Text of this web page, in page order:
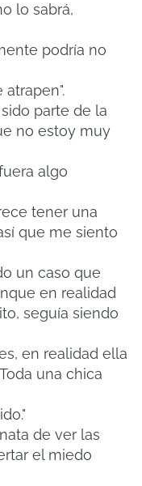
lo sabrá,
podría no
parte de la
no estoy muy
algo
tener una
que me siento
un caso que
en realidad
seguía siendo
en realidad ella
Toda una chica
de ver las
el miedo